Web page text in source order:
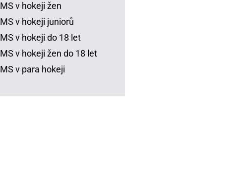
MS v hokeji žen
MS v hokeji juniorů
MS v hokeji do 18 let
MS v hokeji žen do 18 let
MS v para hokeji